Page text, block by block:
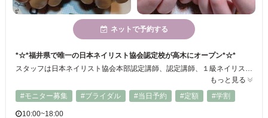
ネットで予約する
*☆*福井県で唯一の日本ネイリスト協会認定校が高木にオープン*☆*
もっと見る
#モニター募集
#ブライダル #当日予約 #定額 #学割
10:00~18:00